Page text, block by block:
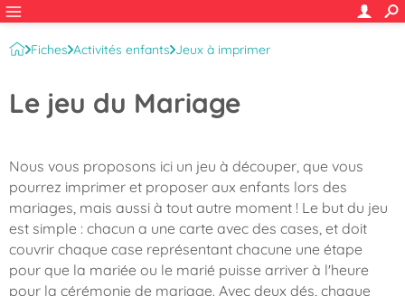
Fiches Activités enfants Jeux à imprimer
Le jeu du Mariage
Nous vous proposons ici un jeu à découper, que vous
pourrez imprimer et proposer aux enfants lors des
mariages, mais aussi à tout autre moment ! Le but du jeu
est simple : chacun a une carte avec des cases, et doit
couvrir chaque case représentant chacune une étape
pour que la mariée ou le marié puisse arriver à l'heure
pour la cérémonie de mariage. Avec deux dés, chaque